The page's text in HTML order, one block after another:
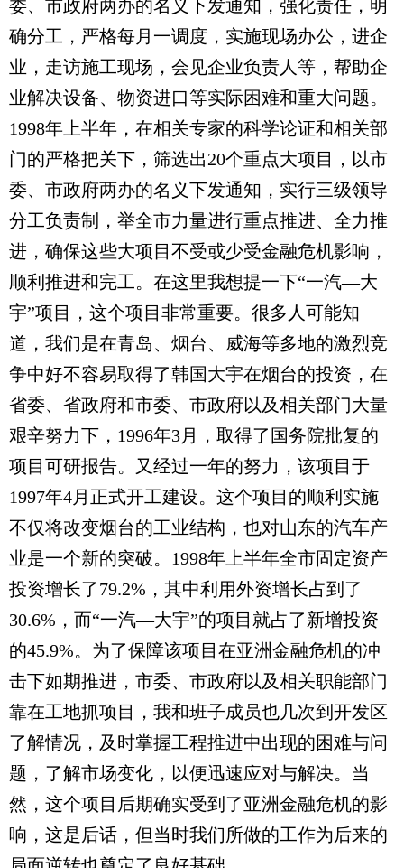
委、市政府两办的名义下发通知，强化责任，明
确分工，严格每月一调度，实施现场办公，进企
业，走访施工现场，会见企业负责人等，帮助企
业解决设备、物资进口等实际困难和重大问题。
1998年上半年，在相关专家的科学论证和相关部
门的严格把关下，筛选出20个重点大项目，以市
委、市政府两办的名义下发通知，实行三级领导
分工负责制，举全市力量进行重点推进、全力推
进，确保这些大项目不受或少受金融危机影响，
顺利推进和完工。在这里我想提一下“一汽—大
宇”项目，这个项目非常重要。很多人可能知
道，我们是在青岛、烟台、威海等多地的激烈竞
争中好不容易取得了韩国大宇在烟台的投资，在
省委、省政府和市委、市政府以及相关部门大量
艰辛努力下，1996年3月，取得了国务院批复的
项目可研报告。又经过一年的努力，该项目于
1997年4月正式开工建设。这个项目的顺利实施
不仅将改变烟台的工业结构，也对山东的汽车产
业是一个新的突破。1998年上半年全市固定资产
投资增长了79.2%，其中利用外资增长占到了
30.6%，而“一汽—大宇”的项目就占了新增投资
的45.9%。为了保障该项目在亚洲金融危机的冲
击下如期推进，市委、市政府以及相关职能部门
靠在工地抓项目，我和班子成员也几次到开发区
了解情况，及时掌握工程推进中出现的困难与问
题，了解市场变化，以便迅速应对与解决。当
然，这个项目后期确实受到了亚洲金融危机的影
响，这是后话，但当时我们所做的工作为后来的